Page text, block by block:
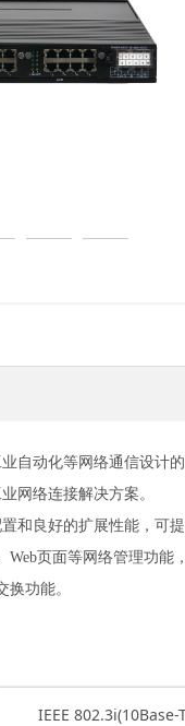
自动化等网络通信设计
网络连接解决方案。
和良好的扩展性能，可
Web页面等网络管理功
功能。
IEEE